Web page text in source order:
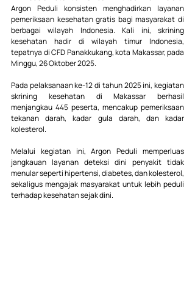
Argon Peduli konsisten menghadirkan layanan
pemeriksaan kesehatan gratis bagi masyarakat di
berbagai wilayah Indonesia. Kali ini, skrining
kesehatan hadir di wilayah timur Indonesia,
tepatnya di CFD Panakkukang, kota Makassar, pada
Minggu, 26 Oktober 2025.
Pada pelaksanaan ke-12 di tahun 2025 ini, kegiatan
skrining kesehatan di Makassar berhasil
menjangkau 445 peserta, mencakup pemeriksaan
tekanan darah, kadar gula darah, dan kadar
kolesterol.
Melalui kegiatan ini, Argon Peduli memperluas
jangkauan layanan deteksi dini penyakit tidak
menular seperti hipertensi, diabetes, dan kolesterol,
sekaligus mengajak masyarakat untuk lebih peduli
terhadap kesehatan sejak dini.